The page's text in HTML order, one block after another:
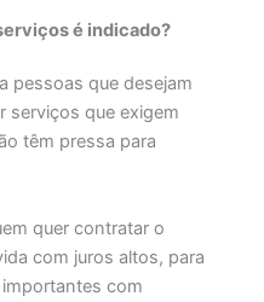
é indicado?
pessoas que desejam
serviços que exigem
têm pressa para
quer contratar o
com juros altos, para
com